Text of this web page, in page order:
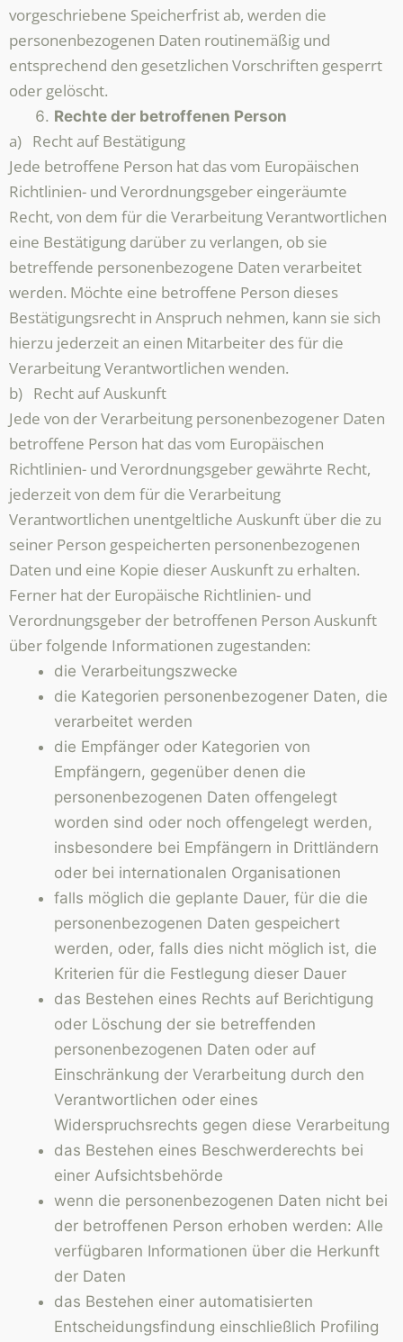
vorgeschriebene Speicherfrist ab, werden die
personenbezogenen Daten routinemäßig und
entsprechend den gesetzlichen Vorschriften gesperrt
oder gelöscht.
Rechte der betroffenen Person
a) Recht auf Bestätigung
Jede betroffene Person hat das vom Europäischen
Richtlinien- und Verordnungsgeber eingeräumte
Recht, von dem für die Verarbeitung Verantwortlichen
eine Bestätigung darüber zu verlangen, ob sie
betreffende personenbezogene Daten verarbeitet
werden. Möchte eine betroffene Person dieses
Bestätigungsrecht in Anspruch nehmen, kann sie sich
hierzu jederzeit an einen Mitarbeiter des für die
Verarbeitung Verantwortlichen wenden.
b) Recht auf Auskunft
Jede von der Verarbeitung personenbezogener Daten
betroffene Person hat das vom Europäischen
Richtlinien- und Verordnungsgeber gewährte Recht,
jederzeit von dem für die Verarbeitung
Verantwortlichen unentgeltliche Auskunft über die zu
seiner Person gespeicherten personenbezogenen
Daten und eine Kopie dieser Auskunft zu erhalten.
Ferner hat der Europäische Richtlinien- und
Verordnungsgeber der betroffenen Person Auskunft
über folgende Informationen zugestanden:
die Verarbeitungszwecke
die Kategorien personenbezogener Daten, die
verarbeitet werden
die Empfänger oder Kategorien von
Empfängern, gegenüber denen die
personenbezogenen Daten offengelegt
worden sind oder noch offengelegt werden,
insbesondere bei Empfängern in Drittländern
oder bei internationalen Organisationen
falls möglich die geplante Dauer, für die die
personenbezogenen Daten gespeichert
werden, oder, falls dies nicht möglich ist, die
Kriterien für die Festlegung dieser Dauer
das Bestehen eines Rechts auf Berichtigung
oder Löschung der sie betreffenden
personenbezogenen Daten oder auf
Einschränkung der Verarbeitung durch den
Verantwortlichen oder eines
Widerspruchsrechts gegen diese Verarbeitung
das Bestehen eines Beschwerderechts bei
einer Aufsichtsbehörde
wenn die personenbezogenen Daten nicht bei
der betroffenen Person erhoben werden: Alle
verfügbaren Informationen über die Herkunft
der Daten
das Bestehen einer automatisierten
Entscheidungsfindung einschließlich Profiling